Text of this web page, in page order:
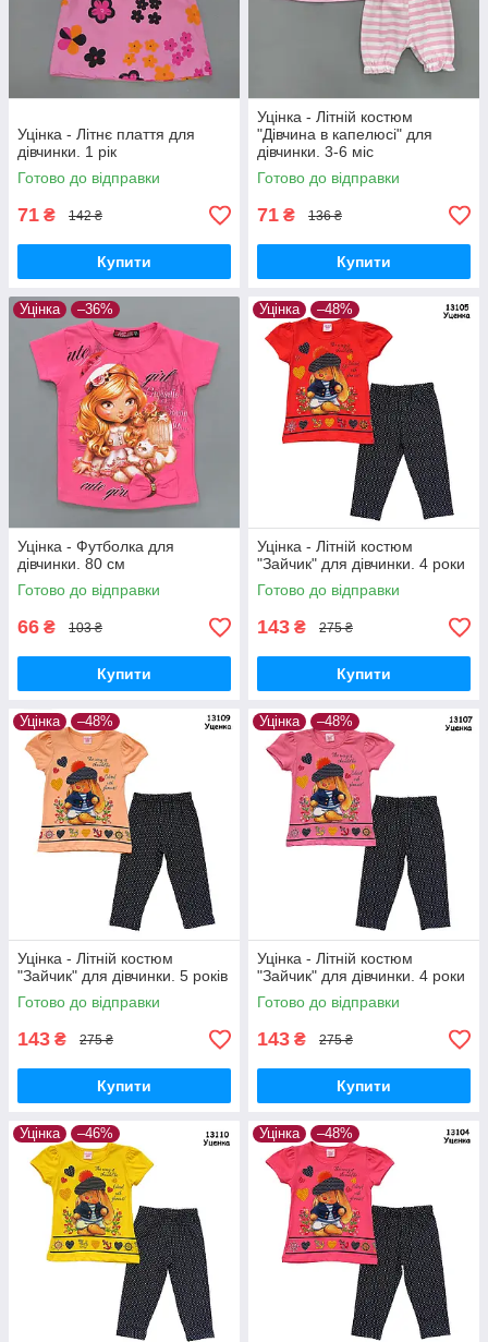
Уцінка - Літнє плаття для
дівчинки. 1 рік
Готово до відправки
71 ₴ 142 ₴
Купити
Уцінка - Літній костюм
"Дівчина в капелюсі" для
дівчинки. 3-6 міс
Готово до відправки
71 ₴ 136 ₴
Купити
Уцінка –36%
Уцінка - Футболка для
дівчинки. 80 см
Готово до відправки
66 ₴ 103 ₴
Купити
Уцінка –48%
Уцінка - Літній костюм
"Зайчик" для дівчинки. 4 роки
Готово до відправки
143 ₴ 275 ₴
Купити
Уцінка –48%
Уцінка - Літній костюм
"Зайчик" для дівчинки. 5 років
Готово до відправки
143 ₴ 275 ₴
Купити
Уцінка –48%
Уцінка - Літній костюм
"Зайчик" для дівчинки. 4 роки
Готово до відправки
143 ₴ 275 ₴
Купити
Уцінка –46% Уцінка –48%